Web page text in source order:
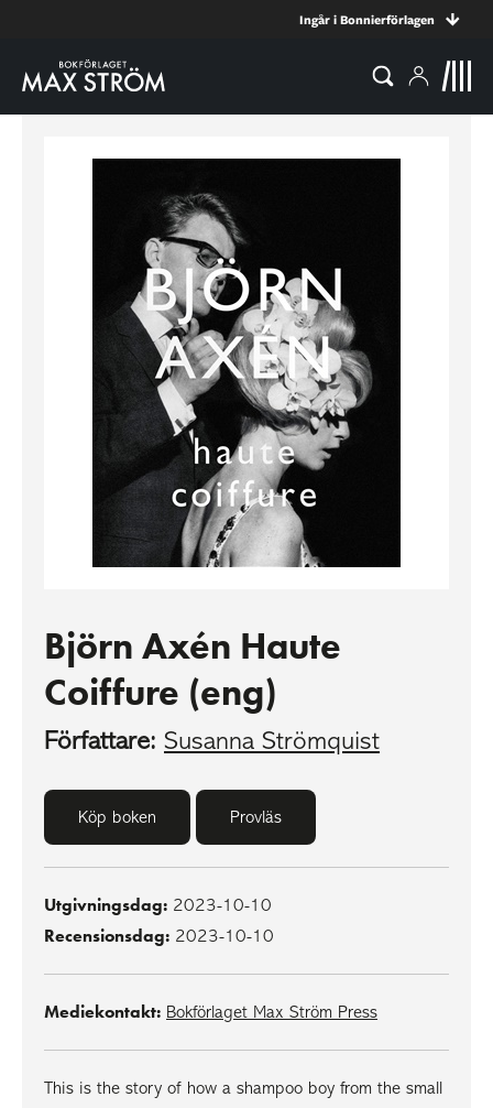
Ingår i Bonnierförlagen
Björn Axén Haute
Coiffure (eng)
Författare: Susanna Strömquist
Köp boken Provläs
Utgivningsdag: 2023-10-10
Recensionsdag: 2023-10-10
Mediekontakt: Bokförlaget Max Ström Press
This is the story of how a shampoo boy from the small